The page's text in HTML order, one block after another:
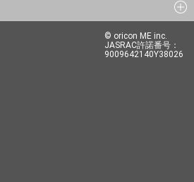
© oricon ME inc.
JASRAC許諾番号：
9009642140Y38026